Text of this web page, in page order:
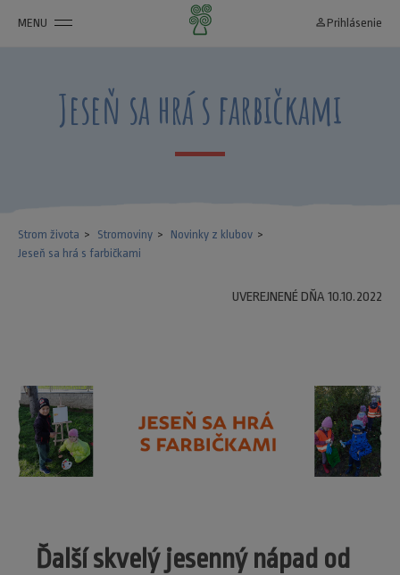
MENU person_outline Prihlásenie
Jeseň sa hrá s farbičkami
Strom života Stromoviny
Novinky z klubov
Jeseň sa hrá s farbičkami
UVEREJNENÉ DŇA 10.10.2022
Ďalší skvelý jesenný nápad od